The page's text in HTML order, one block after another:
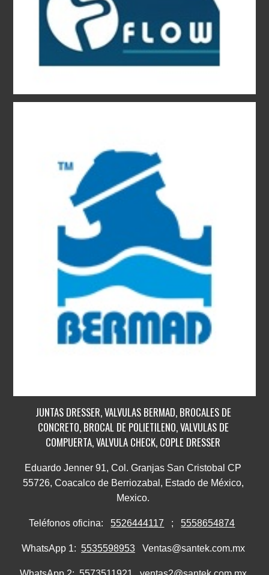
JUNTAS DRESSER, VALVULAS BERMAD, BROCALES DE
CONCRETO, BROCAL DE POLIETILENO, VALVULAS DE
COMPUERTA, VALVULA CHECK, COPLE DRESSER
Eduardo Jenner 91, Col. Granjas San Cristobal CP
55726, Coacalco de Berriozabal, Estado de México,
Mexico.
Teléfonos oficina:5526444117 ;5558654874
WhatsApp 1: 5535598953 Ventas@santek.com.mx